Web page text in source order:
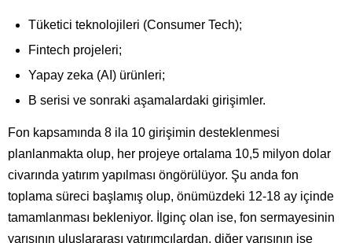
Tüketici teknolojileri (Consumer Tech);
Fintech projeleri;
Yapay zeka (AI) ürünleri;
B serisi ve sonraki aşamalardaki girişimler.
Fon kapsamında 8 ila 10 girişimin desteklenmesi
planlanmakta olup, her projeye ortalama 10,5 milyon dolar
civarında yatırım yapılması öngörülüyor. Şu anda fon
toplama süreci başlamış olup, önümüzdeki 12-18 ay içinde
tamamlanması bekleniyor. İlginç olan ise, fon sermayesinin
yarısının uluslararası yatırımcılardan, diğer yarısının ise